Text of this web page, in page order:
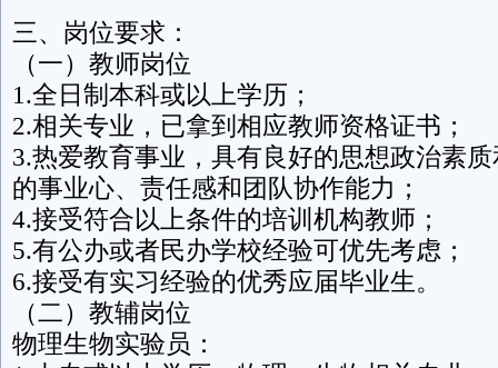
三、岗位要求：
（一）教师岗位
1.全日制本科或以上学历；
2.相关专业，已拿到相应教师资格证书；
3.热爱教育事业，具有良好的思想政治素
的事业心、责任感和团队协作能力；
4.接受符合以上条件的培训机构教师；
5.有公办或者民办学校经验可优先考虑；
6.接受有实习经验的优秀应届毕业生。
（二）教辅岗位
物理生物实验员：